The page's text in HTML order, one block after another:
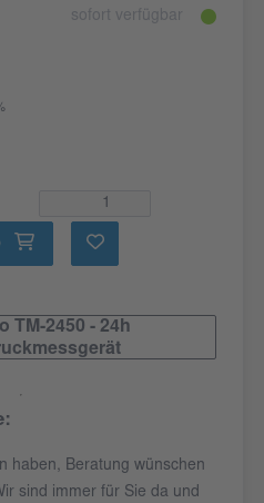
sofort verfügbar
TM-2450 - 24h
haben, Beratung wünschen
sind immer für Sie da und